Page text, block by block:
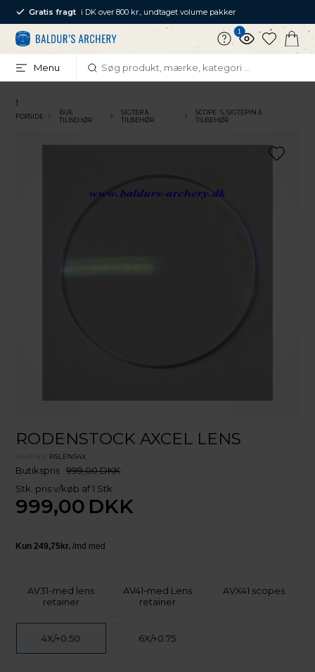
Gratis fragt i DK over 800 kr., undtaget volume pakker
1
Menu
1
FORSIDE
BUE
TILBEHØR
SIGTER &
TILBEHØR
SCOPE´S, SIGTEPIN &
TILBEHØR
RODENSTOCK AXCEL LENS
RSLENS4X
Butikspris 999,00 DKK
Stk. pris v/køb af 1 Stk
999,00 DKK
AV31-med lens
retainer
AV41-med Lens
retainer
AVX41 scopes
4X/+0.50 6X/+0.75